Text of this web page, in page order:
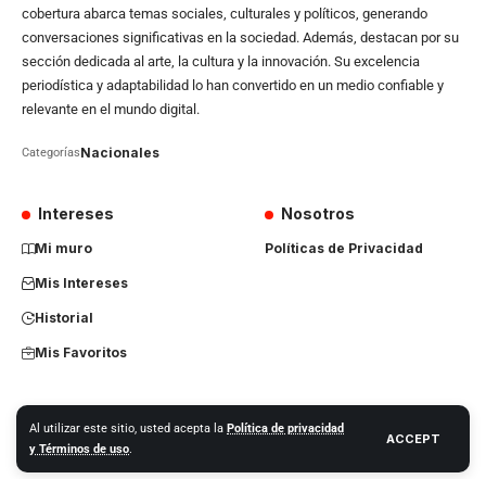
Al utilizar este sitio, usted acepta la Política de privacidad
y Términos de uso.
ACCEPT
cobertura abarca temas sociales, culturales y políticos, generando
conversaciones significativas en la sociedad. Además, destacan por su
sección dedicada al arte, la cultura y la innovación. Su excelencia
periodística y adaptabilidad lo han convertido en un medio confiable y
relevante en el mundo digital.
CategoríasNacionales
Intereses
Mi muro
Mis Intereses
Historial
Mis Favoritos
Nosotros
Políticas de Privacidad